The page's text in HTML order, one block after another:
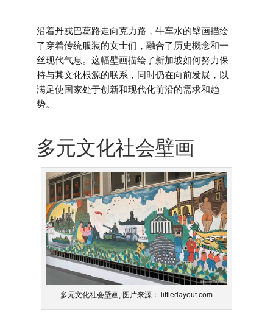
沿着丹戎巴葛路走向克力路，牛车水的壁画描绘
了穿着传统服装的女士们，融合了历史概念和一
丝现代气息。这幅壁画描绘了新加坡如何努力保
持与其文化根源的联系，同时仍在向前发展，以
满足使国家处于创新和现代化前沿的需求和趋
势。
多元文化社会壁画
多元文化社会壁画, 图片来源： littledayout.com